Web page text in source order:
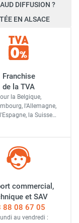
DIFFUSION ?
EN ALSACE
Franchise
de la TVA
la Belgique,
l'Allemagne,
l'Espagne, la Suisse…
commercial,
et SAV
88 08 67 05
au vendredi :